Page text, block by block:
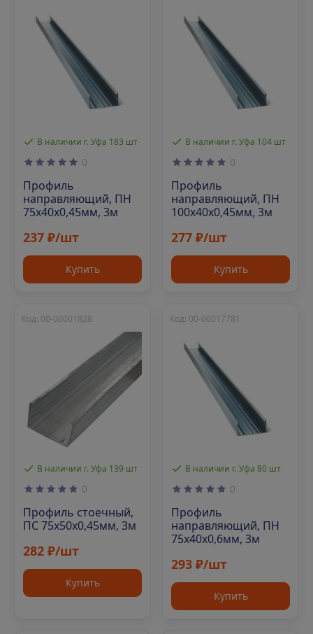
В наличии г. Уфа 183 шт
0
Профиль
направляющий, ПН
75х40х0,45мм, 3м
237 ₽/шт
Купить
В наличии г. Уфа 104 шт
0
Профиль
направляющий, ПН
100х40х0,45мм, 3м
277 ₽/шт
Купить
В наличии г. Уфа 139 шт
Код: 00-00001828
0
Профиль стоечный,
ПС 75х50х0,45мм, 3м
282 ₽/шт
Купить
В наличии г. Уфа 80 шт
Код: 00-00017781
0
Профиль
направляющий, ПН
75х40х0,6мм, 3м
293 ₽/шт
Купить